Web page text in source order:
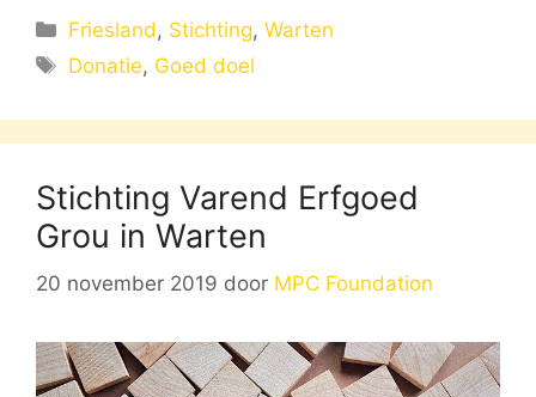
Categorieën
Friesland , Stichting,Warten
Tags
Donatie, Goed doel
Stichting Varend Erfgoed
Grou in Warten
20 november 2019 door MPC Foundation